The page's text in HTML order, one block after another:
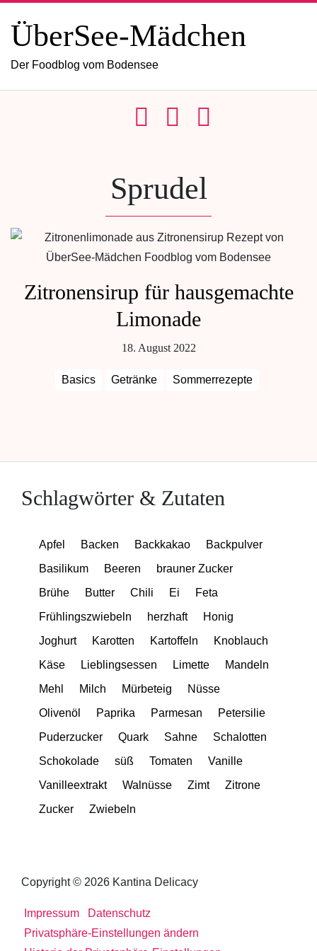
ÜberSee-Mädchen
Der Foodblog vom Bodensee
Sprudel
Zitronensirup für hausgemachte
Limonade
18. August 2022
Basics Getränke Sommerrezepte
Schlagwörter & Zutaten
Apfel Backen Backkakao
Backpulver
Basilikum
Beeren
brauner Zucker
Brühe
Butter Chili Ei
Feta
Frühlingszwiebeln
herzhaft
Honig
Joghurt
Karotten Kartoffeln
Knoblauch
Käse
Lieblingsessen Limette
Mandeln
Mehl
Milch Mürbeteig
Nüsse
Olivenöl
Paprika Parmesan
Petersilie
Puderzucker
Quark Sahne
Schalotten
Schokolade
süß Tomaten
Vanille
Vanilleextrakt
Walnüsse Zimt
Zitrone
Zucker
Zwiebeln
Copyright © 2026 Kantina Delicacy
Impressum
Datenschutz
Privatsphäre-Einstellungen ändern